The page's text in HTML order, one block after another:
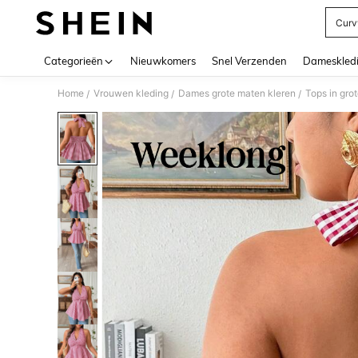
Categorieën Nieuwkomers Snel Verzenden
Home / Vrouwen kleding / Dames grote maten kleren / Tops in